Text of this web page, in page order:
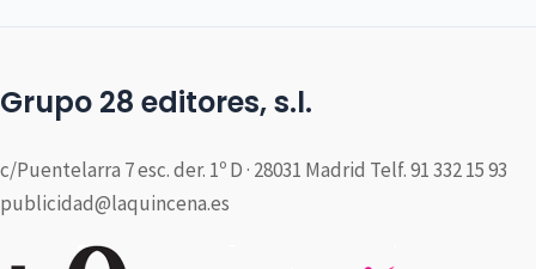
Grupo 28 editores, s.l.
c/Puentelarra 7 esc. der. 1º D · 28031 Madrid Telf. 91 332 15 93
publicidad@laquincena.es